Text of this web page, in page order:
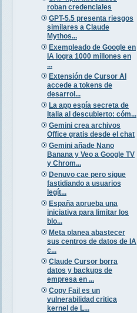
roban credenciales
GPT-5.5 presenta riesgos
similares a Claude
Mythos...
Exempleado de Google en
IA logra 1000 millones en
...
Extensión de Cursor AI
accede a tokens de
desarrol...
La app espía secreta de
Italia al descubierto: cóm...
Gemini crea archivos
Office gratis desde el chat
Gemini añade Nano
Banana y Veo a Google TV
y Chrom...
Denuvo cae pero sigue
fastidiando a usuarios
legít...
España aprueba una
iniciativa para limitar los
blo...
Meta planea abastecer
sus centros de datos de IA
c...
Claude Cursor borra
datos y backups de
empresa en ...
Copy Fail es un
vulnerabilidad critica
kernel de L...